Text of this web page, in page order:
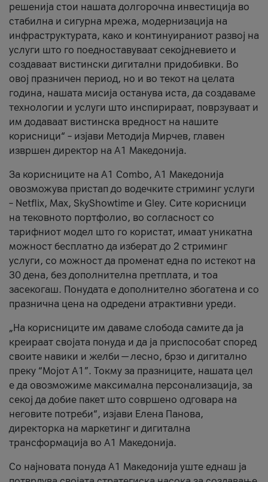
решенија стои нашата долгорочна инвестиција во
стабилна и сигурна мрежа, модернизација на
инфраструктурата, како и континуираниот развој на
услуги што го поедноставуваат секојдневието и
создаваат вистински дигитални придобивки. Во
овој празничен период, но и во текот на целата
година, нашата мисија останува иста, да создаваме
технологии и услуги што инспирираат, поврзуваат и
им додаваат вистинска вредност на нашите
корисници“ – изјави Методија Мирчев, главен
извршен директор на А1 Македонија.
За корисниците на A1 Combo, А1 Македонија
овозможува пристап до водечките стриминг услуги
– Netflix, Max, SkyShowtime и Gley. Сите корисници
на тековното портфолио, во согласност со
тарифниот модел што го користат, имаат уникатна
можност бесплатно да изберат до 2 стриминг
услуги, со можност да променат една по истекот на
30 дена, без дополнителна претплата, и тоа
засекогаш. Понудата е дополнително збогатена и со
празнична цена на одредени атрактивни уреди.
„На корисниците им даваме слобода самите да ја
креираат својата понуда и да ја приспособат според
своите навики и желби — лесно, брзо и дигитално
преку “Мојот А1”. Токму за празниците, нашата цел
е да овозможиме максимална персонализација, за
секој да добие пакет што совршено одговара на
неговите потреби“, изјави Елена Панова,
директорка на маркетинг и дигитална
трансформација во А1 Македонија.
Со најновата понуда А1 Македонија уште еднаш ја